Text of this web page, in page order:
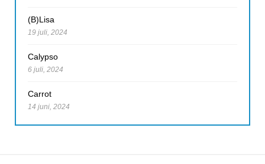
(B)Lisa
19 juli, 2024
Calypso
6 juli, 2024
Carrot
14 juni, 2024